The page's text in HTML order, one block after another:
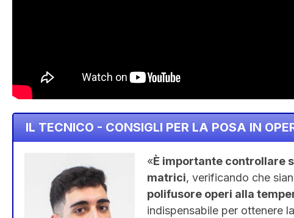
IL TECNICO - CONSIGLI PER LA POSA IN
«È importante controllare
matrici, verificando che
polifusore operi alla
indispensabile per ottenere